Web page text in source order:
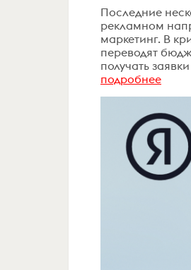
Последние
рекламном
маркетинг. В
переводят
получать
подробнее